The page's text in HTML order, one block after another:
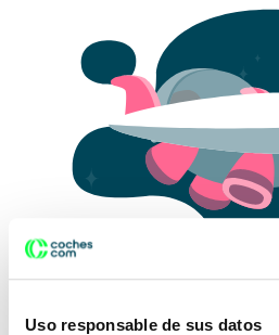
Uso responsable de sus datos